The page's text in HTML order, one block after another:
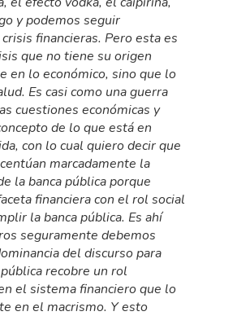
y podemos seguir
financieras. Pero esta es
que no tiene su origen
en lo económico, sino que lo
Es casi como una guerra
cuestiones económicas y
de lo que está en
con lo cual quiero decir que
marcadamente la
la banca pública porque
financiera con el rol social
la banca pública. Es ahí
seguramente debemos
del discurso para
recobre un rol
el sistema financiero que lo
en el macrismo. Y esto